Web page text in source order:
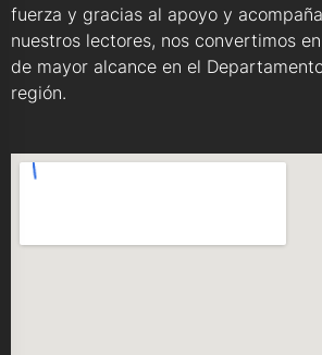
fuerza y gracias al apoyo y
nuestros lectores, nos convertimos
de mayor alcance en el
región.